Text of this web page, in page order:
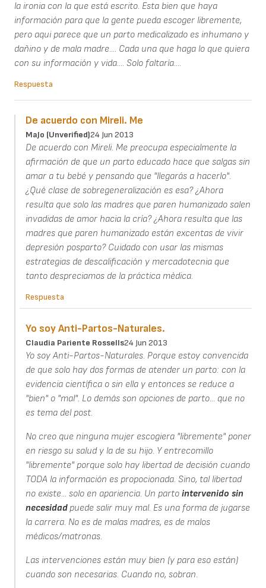
la ironia con la que está escrito. Esta bien que haya
información para que la gente pueda escoger libremente,
pero aqui parece que un parto medicalizado es inhumano y
dañino y de mala madre.... Cada una que haga lo que quiera
con su información y vida.... Solo faltaría....
Respuesta
De acuerdo con Mireli. Me
MaJo (unverified)24 Jun 2013
De acuerdo con Mireli. Me preocupa especialmente la
afirmación de que un parto educado hace que salgas sin
amar a tu bebé y pensando que "llegarás a hacerlo".
¿Qué clase de sobregeneralización es esa? ¿Ahora
resulta que solo las madres que paren humanizado salen
invadidas de amor hacia la cría? ¿Ahora resulta que las
madres que paren humanizado están excentas de vivir
depresión posparto? Cuidado con usar las mismas
estrategias de descalificación y mercadotecnia que
tanto despreciamos de la práctica mèdica.
Respuesta
Yo soy Anti-Partos-Naturales.
Claudia Pariente Rossells24 Jun 2013
Yo soy Anti-Partos-Naturales. Porque estoy convencida
de que solo hay dos formas de atender un parto: con la
evidencia científica o sin ella y entonces se reduce a
"bien" o "mal". Lo demás son opciones de parto... que no
es tema del post.
No creo que ninguna mujer escogiera "libremente" poner
en riesgo su salud y la de su hijo. Y entrecomillo
"libremente" porque solo hay libertad de decisión cuando
TODA la información es propocionada. Sino, tal libertad
no existe... solo en apariencia. Un parto intervenido sin
necesidadpuede salir muy mal. Es una forma de jugarse
la carrera. No es de malas madres, es de malos
médicos/matronas.
Las intervenciones están muy bien (y para eso están)
cuando son necesarias. Cuando no, sobran.